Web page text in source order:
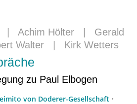
Achim Hölter
Gerald
Walter Kirk Wetters
zu Paul Elbogen
von Doderer-Gesellschaft •